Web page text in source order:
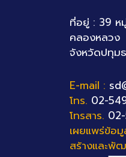
ที่อยู่ : 39 ห
คลองหลวง
จังหวัดปทุม
E-mail :
โทร. 02-
โทรสาร.
เผยแพร่ข้อ
สร้างและพั